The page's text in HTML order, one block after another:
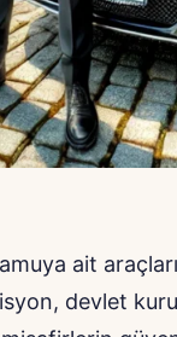
ait
devlet